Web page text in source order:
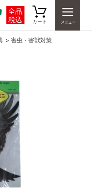
全品
税込
カート
> 害虫・害獣対策